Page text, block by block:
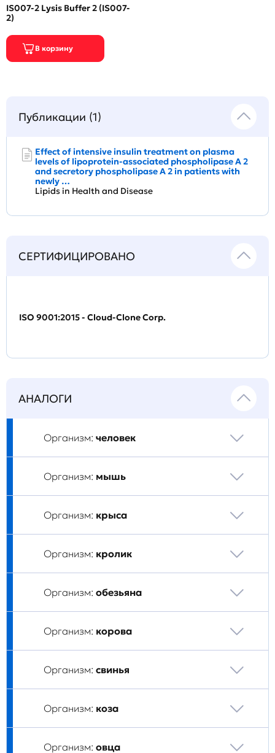
IS007-2 Lysis Buffer 2 (IS007-
2)
Публикации (1)
Effect of intensive insulin treatment on plasma
levels of lipoprotein-associated phospholipase A 2
and secretory phospholipase A 2 in patients with
newly …
Lipids in Health and Disease
СЕРТИФИЦИРОВАНО
ISO 9001:2015 - Cloud-Clone Corp.
АНАЛОГИ
Организм: человек
Организм: мышь
Организм: крыса
Организм: кролик
Организм: обезьяна
Организм: корова
Организм: свинья
Организм: коза
Организм: овца